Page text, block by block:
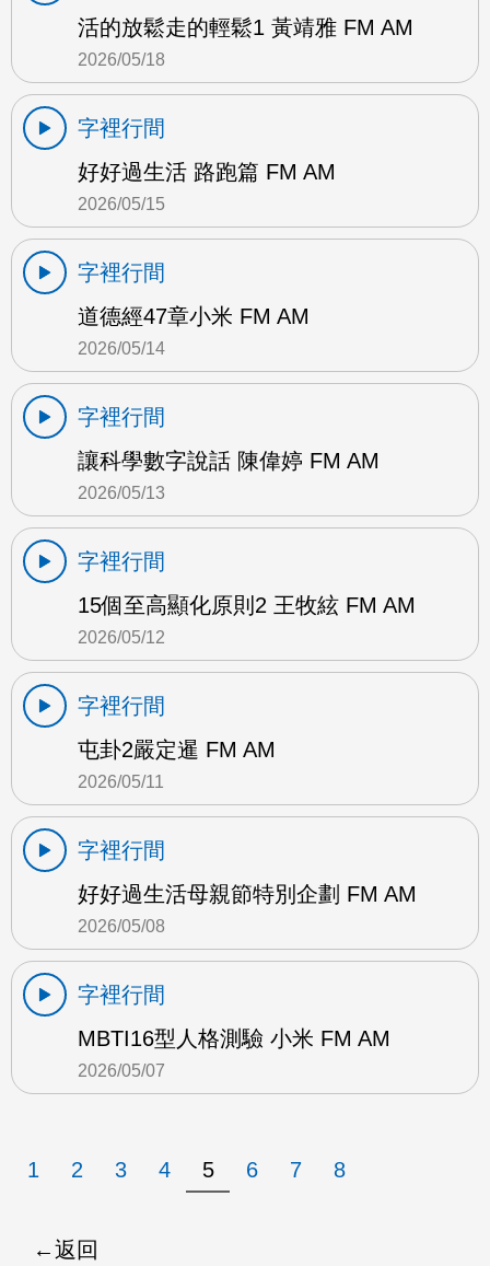
活的放鬆走的輕鬆1 黃靖雅 FM AM
2026/05/18
字裡行間
好好過生活 路跑篇 FM AM
2026/05/15
字裡行間
道德經47章小米 FM AM
2026/05/14
字裡行間
讓科學數字說話 陳偉婷 FM AM
2026/05/13
字裡行間
15個至高顯化原則2 王牧絃 FM AM
2026/05/12
字裡行間
屯卦2嚴定暹 FM AM
2026/05/11
字裡行間
好好過生活母親節特別企劃 FM AM
2026/05/08
字裡行間
MBTI16型人格測驗 小米 FM AM
2026/05/07
1 2 3 4 5 6 7 8
返回